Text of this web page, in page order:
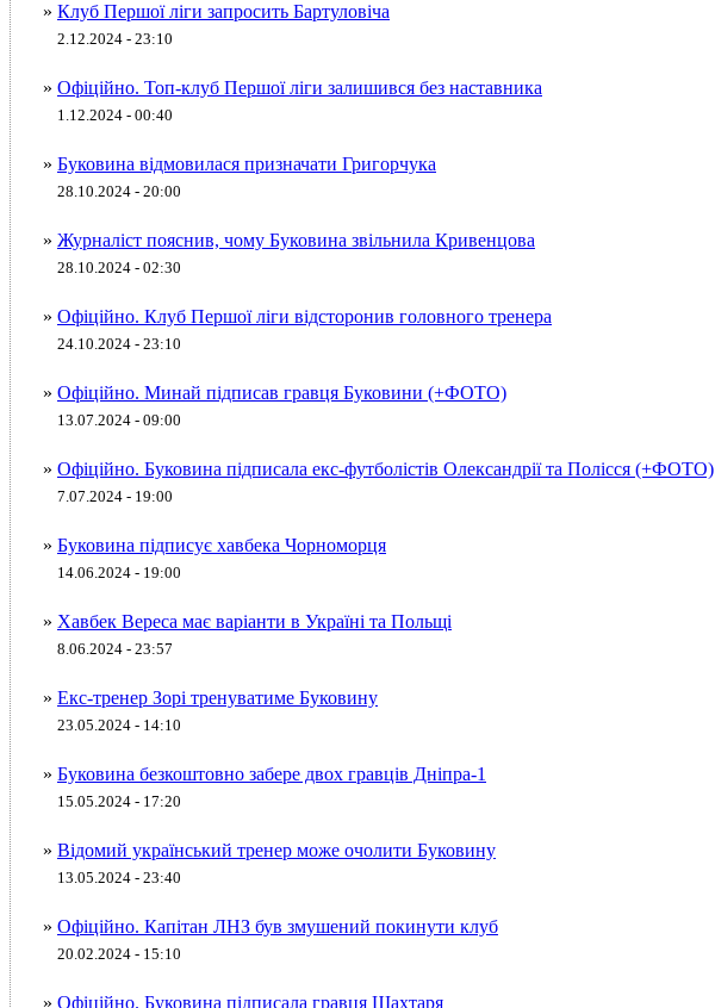
» Клуб Першої ліги запросить Бартуловіча
2.12.2024 - 23:10
» Офіційно. Топ-клуб Першої ліги залишився без наставника
1.12.2024 - 00:40
» Буковина відмовилася призначати Григорчука
28.10.2024 - 20:00
» Журналіст пояснив, чому Буковина звільнила Кривенцова
28.10.2024 - 02:30
» Офіційно. Клуб Першої ліги відсторонив головного тренера
24.10.2024 - 23:10
» Офіційно. Минай підписав гравця Буковини (+ФОТО)
13.07.2024 - 09:00
» Офіційно. Буковина підписала екс-футболістів Олександрії та Полісся (+ФОТО)
7.07.2024 - 19:00
» Буковина підписує хавбека Чорноморця
14.06.2024 - 19:00
» Хавбек Вереса має варіанти в Україні та Польщі
8.06.2024 - 23:57
» Екс-тренер Зорі тренуватиме Буковину
23.05.2024 - 14:10
» Буковина безкоштовно забере двох гравців Дніпра-1
15.05.2024 - 17:20
» Відомий український тренер може очолити Буковину
13.05.2024 - 23:40
» Офіційно. Капітан ЛНЗ був змушений покинути клуб
20.02.2024 - 15:10
» Офіційно. Буковина підписала гравця Шахтаря